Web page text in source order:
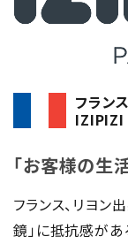
フランス
IZIPIZI
「お客様の生
フランス、リヨン
鏡」に抵抗感があ